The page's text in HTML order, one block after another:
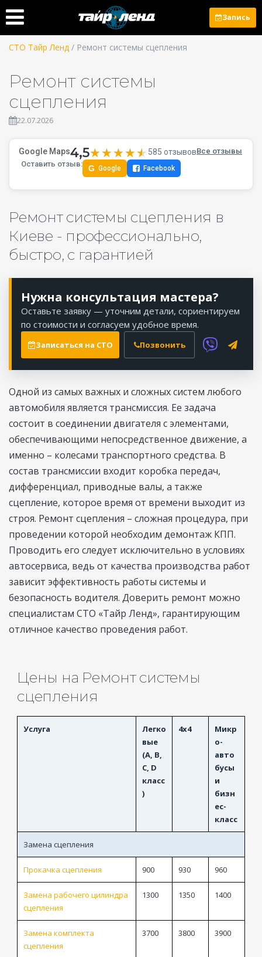
Запись
СТО Тайр Ленд / Ремонт системы сцепления
Ремонт системы
сцепления
22.07.2026
Google Maps4,5★★★★★
★★★★★ 585 отзывовВсе отзывы
Оставить отзыв:
G Google Facebook
Ремонт системы сцепления в
Киеве - профессионально,
быстро, с гарантией
Нужна консультация мастера?
Оставьте заявку — уточним детали, сориентируем
по стоимости и согласуем удобное время.
Записаться на СТО Позвонить
Одной из самых важных и сложных систем любого
автомобиля является трансмиссия. Ее задача
состоит в соединении двигателя с элементами,
обеспечивающими непосредственное движение, а
именно – колесами транспортного средства. В
состав трансмиссии входит коробка передач,
дифференциал, приводные валы, а также
сцепление, которое время от времени выходит из
строя. Ремонт сцепления – сложная процедура, при
проведении которой необходим демонтаж КПП.
Проводить его следует исключительно в условиях
автосервиса, ведь от качества производства работ
зависит эффективность работы системы и
безопасность водителя. Доверить ремонт можно
специалистам СТО «Тайр Ленд», гарантирующим
отличное качество проведения работ.
Цены на Ремонт системы
сцепления
Услуга
Легко
вые
(A, B,
C, D
класс
)
4x4
Микр
о-
авто
бусы
и
бизн
ес-
класс
Замена сцепления
Прокачка сцепления 900 930 960
Замена рабочего цилиндра
сцепления
1300 1350 1400
Замена комплекта
сцепления
3700 3800 3900